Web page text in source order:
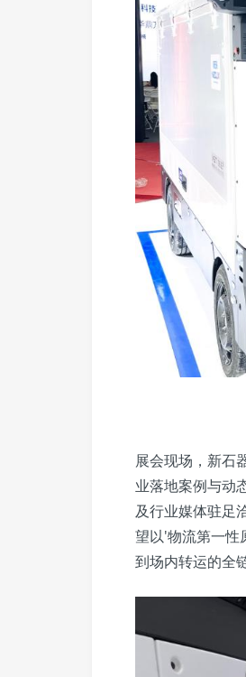
展会现场，新石
业落地案例与动
及行业媒体驻足
望以'物流第一性
到场内转运的全